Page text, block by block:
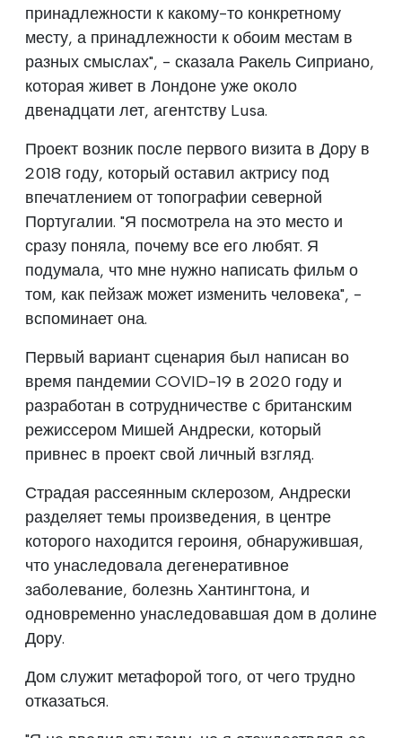
принадлежности к какому-то конкретному
месту, а принадлежности к обоим местам в
разных смыслах", - сказала Ракель Сиприано,
которая живет в Лондоне уже около
двенадцати лет, агентству Lusa.
Проект возник после первого визита в Дору в
2018 году, который оставил актрису под
впечатлением от топографии северной
Португалии. "Я посмотрела на это место и
сразу поняла, почему все его любят. Я
подумала, что мне нужно написать фильм о
том, как пейзаж может изменить человека", -
вспоминает она.
Первый вариант сценария был написан во
время пандемии COVID-19 в 2020 году и
разработан в сотрудничестве с британским
режиссером Мишей Андрески, который
привнес в проект свой личный взгляд.
Страдая рассеянным склерозом, Андрески
разделяет темы произведения, в центре
которого находится героиня, обнаружившая,
что унаследовала дегенеративное
заболевание, болезнь Хантингтона, и
одновременно унаследовавшая дом в долине
Дору.
Дом служит метафорой того, от чего трудно
отказаться.